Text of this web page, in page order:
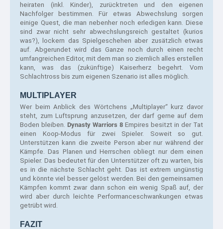
heiraten (inkl. Kinder), zurücktreten und den eigenen
Nachfolger bestimmen. Für etwas Abwechslung sorgen
einige Quest, die man nebenher noch erledigen kann. Diese
sind zwar nicht sehr abwechslungsreich gestaltet (kurios
was?), lockern das Spielgeschehen aber zusätzlich etwas
auf. Abgerundet wird das Ganze noch durch einen recht
umfangreichen Editor, mit dem man so ziemlich alles erstellen
kann, was das (zukünftige) Kaiserherz begehrt. Vom
Schlachtross bis zum eigenen Szenario ist alles möglich.
MULTIPLAYER
Wer beim Anblick des Wörtchens „Multiplayer“ kurz davor
steht, zum Luftsprung anzusetzen, der darf gerne auf dem
Boden bleiben. Dynasty Warriors 8 Empires besitzt in der Tat
einen Koop-Modus für zwei Spieler. Soweit so gut.
Unterstützen kann die zweite Person aber nur während der
Kämpfe. Das Planen und Herrschen obliegt nur dem einen
Spieler. Das bedeutet für den Unterstützer oft zu warten, bis
es in die nächste Schlacht geht. Das ist extrem ungünstig
und könnte viel besser gelöst werden. Bei den gemeinsamen
Kämpfen kommt zwar dann schon ein wenig Spaß auf, der
wird aber durch leichte Performanceschwankungen etwas
getrübt wird.
FAZIT